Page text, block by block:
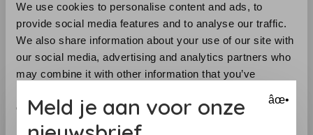
We use cookies to personalise content and ads, to
provide social media features and to analyse our traffic.
We also share information about your use of our site with
our social media, advertising and analytics partners who
may combine it with other information that you’ve
of their services.
Het Flamant bloemen behangMetal Velvet Flower and
Lin uit deze collectie combineert mooi met het Flamant
streep behang. En met deFlamant Unies, die ook
voorzien zijn van de kenmerkende linnen structuur. Maar
dan effen van kleur.
âœ•
Meld je aan voor onze